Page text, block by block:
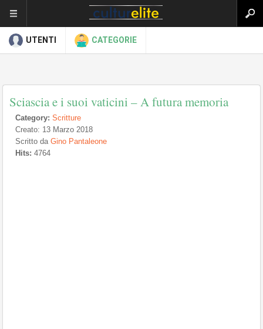
UTENTI CATEGORIE
Sciascia e i suoi vaticini – A futura memoria
Category: Scritture
Creato: 13 Marzo 2018
Scritto da Gino Pantaleone
Hits: 4764